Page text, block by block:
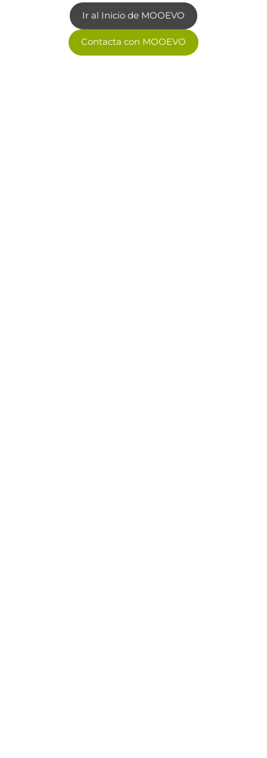
Ir al Inicio de MOOEVO
Contacta con MOOEVO